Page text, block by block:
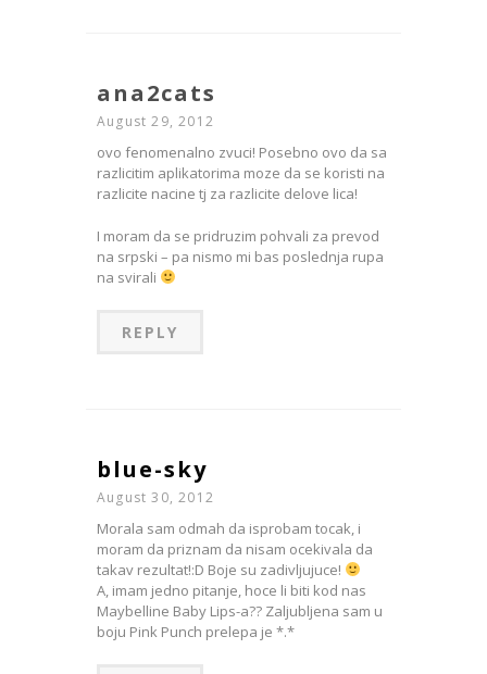
ana2cats
August 29, 2012
ovo fenomenalno zvuci! Posebno ovo da sa
razlicitim aplikatorima moze da se koristi na
razlicite nacine tj za razlicite delove lica!
I moram da se pridruzim pohvali za prevod
na srpski – pa nismo mi bas poslednja rupa
na svirali
REPLY
blue-sky
August 30, 2012
Morala sam odmah da isprobam tocak, i
moram da priznam da nisam ocekivala da
takav rezultat!:D Boje su zadivljujuce!
A, imam jedno pitanje, hoce li biti kod nas
Maybelline Baby Lips-a?? Zaljubljena sam u
boju Pink Punch prelepa je *.*